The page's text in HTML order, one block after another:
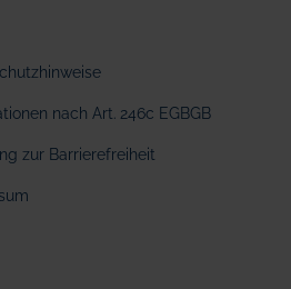
nach Art. 246c EGBGB
zur Barrierefreiheit